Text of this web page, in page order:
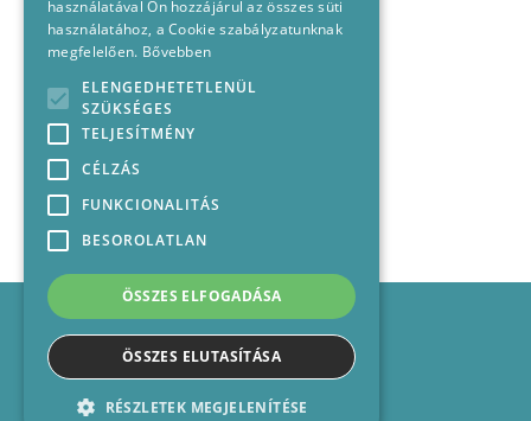
Impresszum
Médiajánlat
Felhasználási feltételek
Kapcsolat
használatával Ön hozzájárul az összes süti
használatához, a Cookie szabályzatunknak
megfelelően. Bővebben
ELENGEDHETETLENÜL
SZÜKSÉGES
TELJESÍTMÉNY
CÉLZÁS
FUNKCIONALITÁS
BESOROLATLAN
ÖSSZES ELFOGADÁSA
ÖSSZES ELUTASÍTÁSA
RÉSZLETEK MEGJELENÍTÉSE